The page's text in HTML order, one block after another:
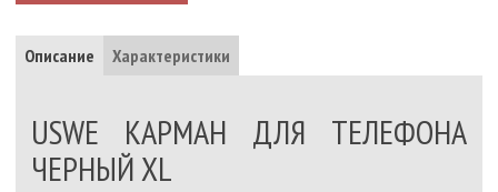
Описание Характеристики
USWE КАРМАН ДЛЯ ТЕЛЕФОНА
ЧЕРНЫЙ XL